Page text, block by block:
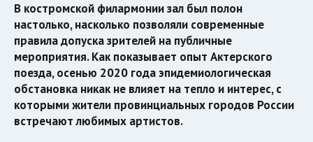
В костромской филармонии зал был полон
настолько, насколько позволяли современные
правила допуска зрителей на публичные
мероприятия. Как показывает опыт Актерского
поезда, осенью 2020 года эпидемиологическая
обстановка никак не влияет на тепло и интерес, с
которыми жители провинциальных городов России
встречают любимых артистов.